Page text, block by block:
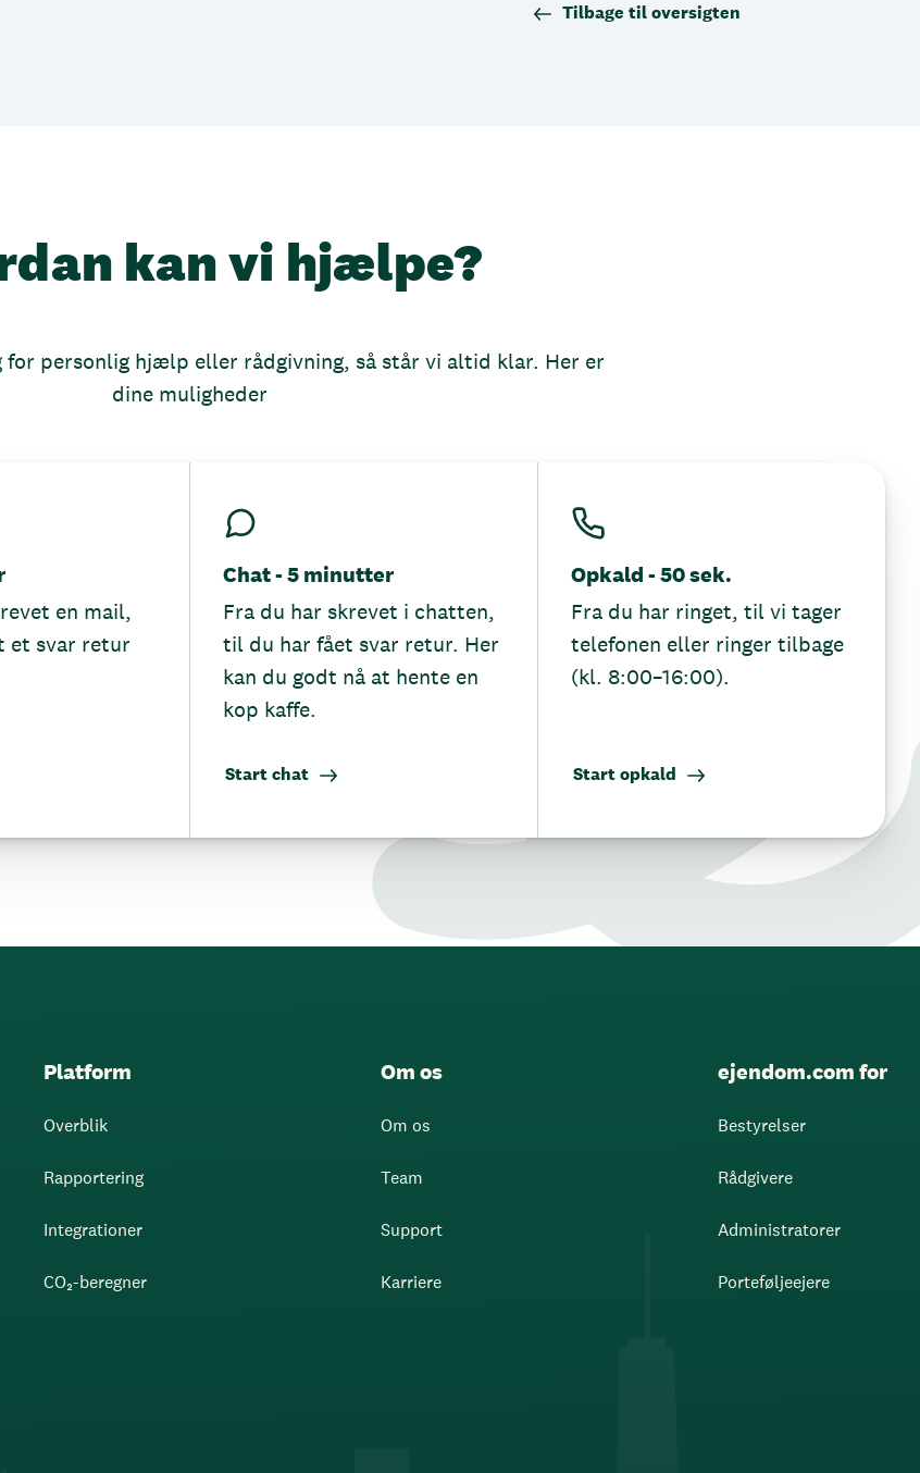
Tilbage til oversigten
kan vi hjælpe?
for personlig hjælp eller rådgivning, så står vi altid klar. Her er
dine muligheder
en mail,
et svar retur
Chat - 5 minutter
Fra du har skrevet i chatten,
til du har fået svar retur. Her
kan du godt nå at hente en
kop kaffe.
Start chat
Opkald - 50 sek.
Fra du har ringet, til vi tager
telefonen eller ringer tilbage
(kl. 8:00–16:00).
Start opkald
Platform
Overblik
Rapportering
Integrationer
CO₂-beregner
Om os
Om os
Team
Support
Karriere
ejendom.com for
Bestyrelser
Rådgivere
Administratorer
Porteføljeejere